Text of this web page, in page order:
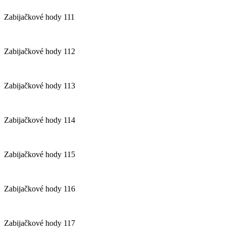
Zabijačkové hody 111
Zabijačkové hody 112
Zabijačkové hody 113
Zabijačkové hody 114
Zabijačkové hody 115
Zabijačkové hody 116
Zabijačkové hody 117